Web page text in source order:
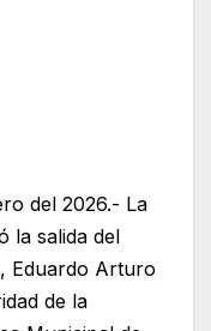
del 2026.- La
la salida del
Eduardo Arturo
de la